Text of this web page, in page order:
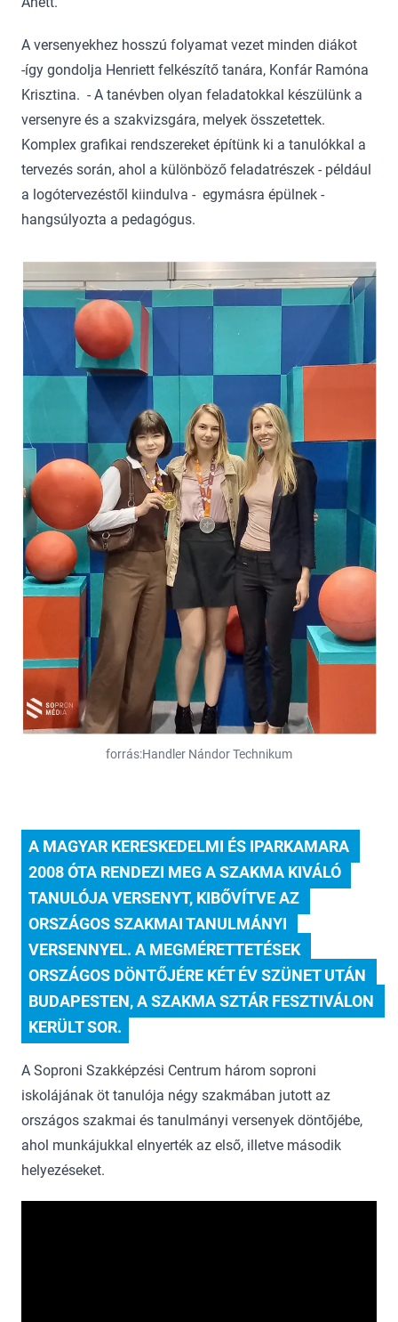
A versenyekhez hosszú folyamat vezet minden diákot
-így gondolja Henriett felkészítő tanára, Konfár Ramóna
Krisztina. - A tanévben olyan feladatokkal készülünk a
versenyre és a szakvizsgára, melyek összetettek.
Komplex grafikai rendszereket építünk ki a tanulókkal a
tervezés során, ahol a különböző feladatrészek - például
a logótervezéstől kiindulva - egymásra épülnek -
hangsúlyozta a pedagógus.
forrás:Handler Nándor Technikum
A MAGYAR KERESKEDELMI ÉS IPARKAMARA
2008 ÓTA RENDEZI MEG A SZAKMA KIVÁLÓ
TANULÓJA VERSENYT, KIBŐVÍTVE AZ
ORSZÁGOS SZAKMAI TANULMÁNYI
VERSENNYEL. A MEGMÉRETTETÉSEK
ORSZÁGOS DÖNTŐJÉRE KÉT ÉV SZÜNET UTÁN
BUDAPESTEN, A SZAKMA SZTÁR FESZTIVÁLON
KERÜLT SOR.
A Soproni Szakképzési Centrum három soproni
iskolájának öt tanulója négy szakmában jutott az
országos szakmai és tanulmányi versenyek döntőjébe,
ahol munkájukkal elnyerték az első, illetve második
helyezéseket.